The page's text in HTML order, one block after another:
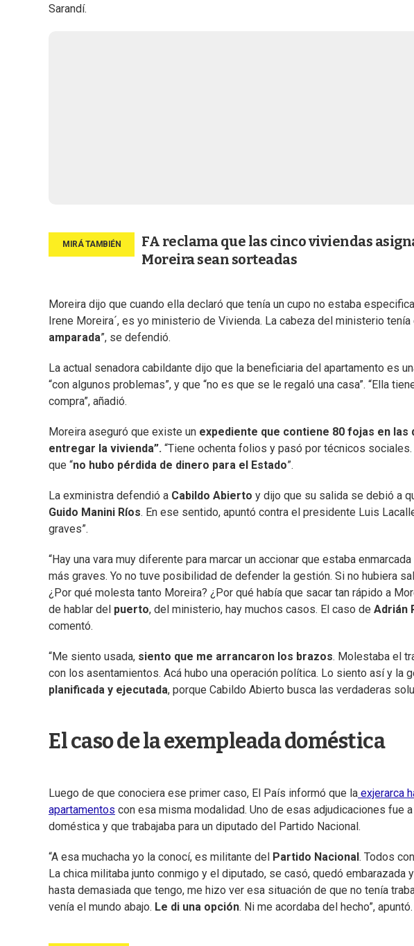
Sarandí.
FA reclama que las cinco viviendas
Moreira sean sorteadas
Moreira dijo que cuando ella declaró que tenía un cupo no estaba
Irene Moreira´, es yo ministerio de Vivienda. La cabeza del ministerio
amparada”, se defendió.
La actual senadora cabildante dijo que la beneficiaria del apartamento es
“con algunos problemas”, y que “no es que se le regaló una casa”. “Ella
compra”, añadió.
Moreira aseguró que existe un expediente que contiene 80 fojas en
entregar la vivienda”. “Tiene ochenta folios y pasó por técnicos
que “no hubo pérdida de dinero para el Estado”.
La exministra defendió a Cabildo Abierto y dijo que su salida se debió a
Guido Manini Ríos. En ese sentido, apuntó contra el presidente Luis
graves”.
“Hay una vara muy diferente para marcar un accionar que estaba
más graves. Yo no tuve posibilidad de defender la gestión. Si no hubiera
¿Por qué molesta tanto Moreira? ¿Por qué había que sacar tan rápido a
de hablar del puerto, del ministerio, hay muchos casos. El caso de Adrián
comentó.
“Me siento usada, siento que me arrancaron los brazos. Molestaba el
con los asentamientos. Acá hubo una operación política. Lo siento así y la
planificada y ejecutada, porque Cabildo Abierto busca las verdaderas
El caso de la exempleada doméstica
Luego de que conociera ese primer caso, El País informó que la exjerarca
apartamentos con esa misma modalidad. Uno de esas adjudicaciones fue a
doméstica y que trabajaba para un diputado del Partido Nacional.
“A esa muchacha yo la conocí, es militante del Partido Nacional . Todos
La chica militaba junto conmigo y el diputado, se casó, quedó
hasta demasiada que tengo, me hizo ver esa situación de que no tenía
venía el mundo abajo. Le di una opción. Ni me acordaba del hecho”, apuntó.